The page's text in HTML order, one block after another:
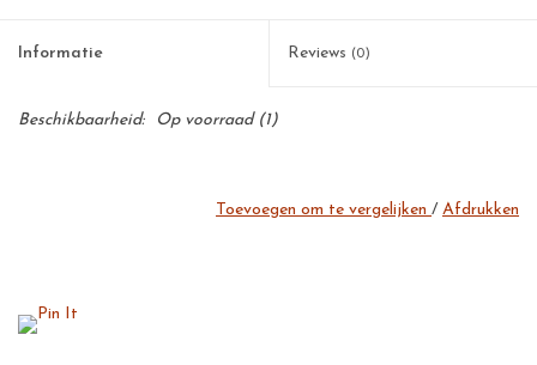
Informatie Reviews (0)
Beschikbaarheid: Op voorraad(1)
Toevoegen om te vergelijken / Afdrukken